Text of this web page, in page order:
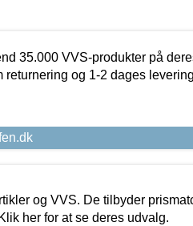
35.000 VVS-produkter på
returnering og 1-2 dages
og VVS. De tilbyder
her for at se deres udvalg.